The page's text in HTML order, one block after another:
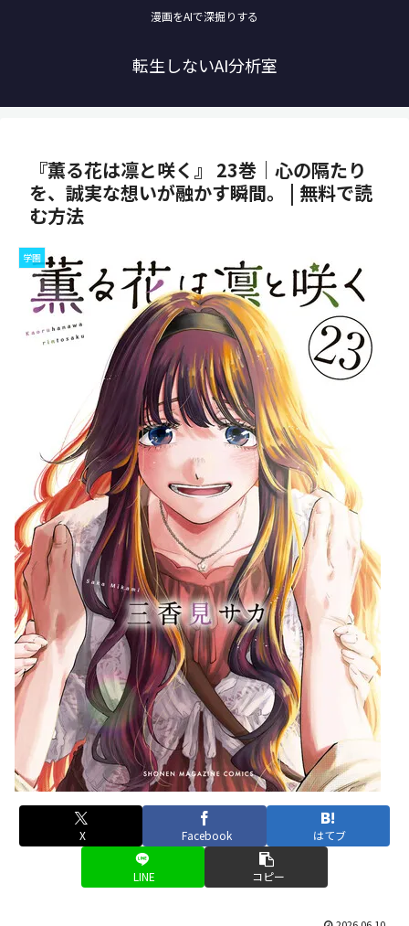
漫画をAIで深掘りする
転生しないAI分析室
『薫る花は凛と咲く』 23巻｜心の隔たり
を、誠実な想いが融かす瞬間。 | 無料で読
む方法
学園
X Facebook はてブ
LINE コピー